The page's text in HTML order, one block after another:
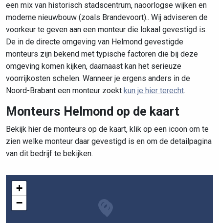
een mix van historisch stadscentrum, naoorlogse wijken en
moderne nieuwbouw (zoals Brandevoort).. Wij adviseren de
voorkeur te geven aan een monteur die lokaal gevestigd is.
De in de directe omgeving van Helmond gevestigde
monteurs zijn bekend met typische factoren die bij deze
omgeving komen kijken, daarnaast kan het serieuze
voorrijkosten schelen. Wanneer je ergens anders in de
Noord-Brabant een monteur zoekt kun je hier terecht.
Monteurs Helmond op de kaart
Bekijk hier de monteurs op de kaart, klik op een icoon om te
zien welke monteur daar gevestigd is en om de detailpagina
van dit bedrijf te bekijken.
+
−